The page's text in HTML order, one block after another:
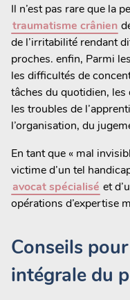
Il n’est pas rare que la
traumatisme crânien
de l’irritabilité rendant
proches. enfin, Parmi
les difficultés de
tâches du quotidien,
les troubles de
l’organisation, du
En tant que « mal
victime d’un tel
avocat spécialisé et
opérations d’expertise
Conseils
intégrale du